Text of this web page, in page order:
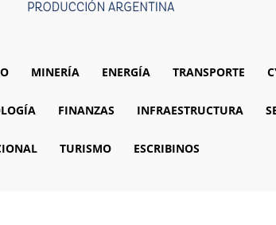
MINERÍA ENERGÍA TRANSPORTE
FINANZAS INFRAESTRUCTURA
TURISMO ESCRIBINOS